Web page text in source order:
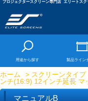
プロジェクタースクリーン専門店 エリートス
用途から探す 製品ライン
ホーム > スクリーンタイプ
ンチ(16:9) 12インチ延長 マ
マニュアルB